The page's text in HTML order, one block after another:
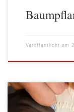
Veröffentlicht am